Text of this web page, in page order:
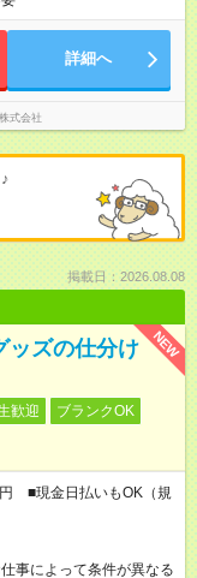
詳細へ
式会社
掲載日：2026.08.08
NEW
ッズの仕分け
歓迎
ブランクOK
■現金日払いもOK（規
事によって条件が異なる